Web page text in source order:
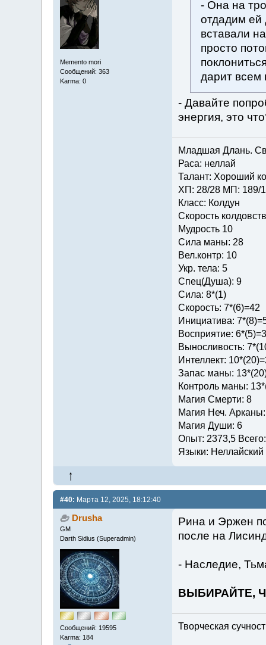
Memento mori
Сообщений: 363
Karma: 0
- Она на
отдадим ей
вставали
просто
дарит всем
- Давайте
энергия, это
Младшая Длань.
Раса: неллай
Талант: Хороший
ХП: 28/28 МП: 189/
Класс: Колдун
Скорость
Мудрость 10
Сила маны: 28
Вел.контр: 10
Укр. тела: 5
Спец(Душа): 9
Сила: 8*(1)
Скорость: 7*(6)=42
Инициатива:
Восприятие:
Выносливость:
Интеллект:
Запас маны:
Контроль маны:
Магия Смерти: 8
Магия Неч.
Магия Души: 6
Опыт: 2373,5
Языки: Неллайский
#40: Марта 12, 2025, 18:12:40
Drusha
GM
Darth Sidius (Superadmin)
Сообщений: 19595
Karma: 184
Рина и Эржен
после на
- Наследие,
ВЫБИРАЙТЕ,
Творческая